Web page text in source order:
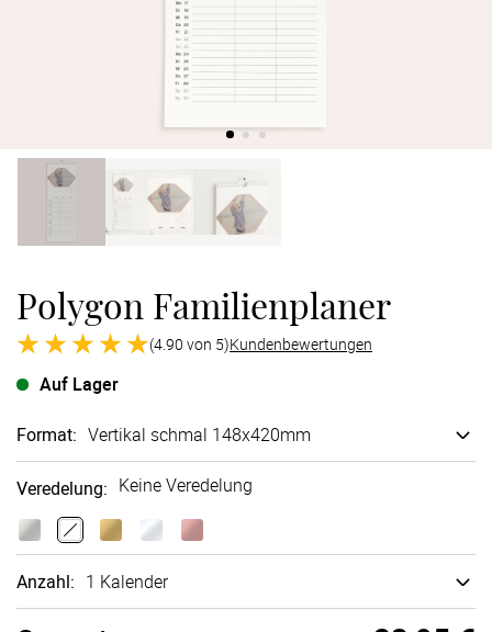
Polygon Familienplaner
(4.90 von 5)Kundenbewertungen
Auf Lager
Format: Vertikal schmal 148x420mm
Veredelung: Keine Veredelung
Anzahl: 1 Kalender